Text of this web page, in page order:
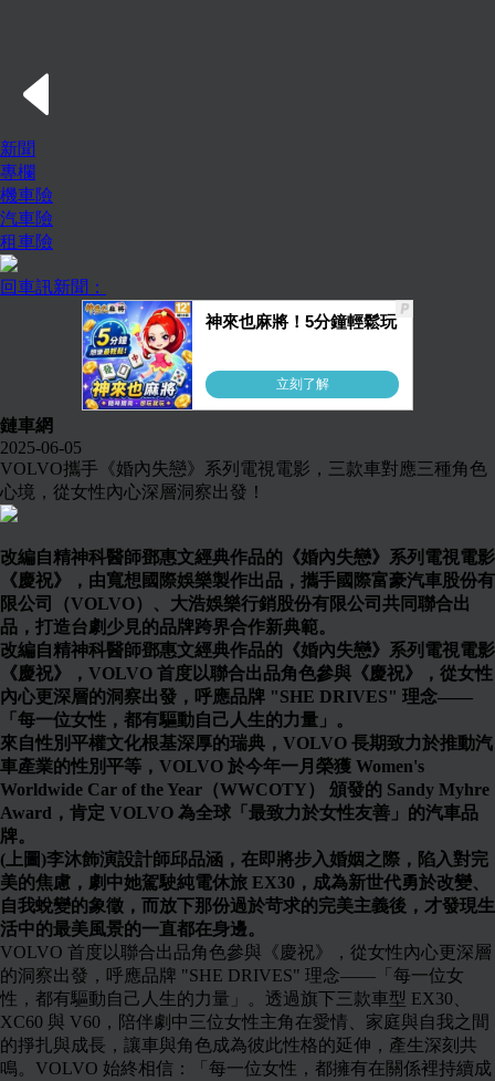
新聞
專欄
機車險
汽車險
租車險
回車訊新聞：
鏈車網
2025-06-05
VOLVO攜手《婚內失戀》系列電視電影，三款車對應三種角色
心境，從女性內心深層洞察出發！
改編自精神科醫師鄧惠文經典作品的《婚內失戀》系列電視電影
《慶祝》，由寬想國際娛樂製作出品，攜手國際富豪汽車股份有
限公司（VOLVO）、大浩娛樂行銷股份有限公司共同聯合出
品，打造台劇少見的品牌跨界合作新典範。
改編自精神科醫師鄧惠文經典作品的《婚內失戀》系列電視電影
《慶祝》，VOLVO 首度以聯合出品角色參與《慶祝》，從女性
內心更深層的洞察出發，呼應品牌 "SHE DRIVES" 理念——
「每一位女性，都有驅動自己人生的力量」。
來自性別平權文化根基深厚的瑞典，VOLVO 長期致力於推動汽
車產業的性別平等，VOLVO 於今年一月榮獲 Women's
Worldwide Car of the Year（WWCOTY） 頒發的 Sandy Myhre
Award，肯定 VOLVO 為全球「最致力於女性友善」的汽車品
牌。
(上圖)李沐飾演設計師邱品涵，在即將步入婚姻之際，陷入對完
美的焦慮，劇中她駕駛純電休旅 EX30，成為新世代勇於改變、
自我蛻變的象徵，而放下那份過於苛求的完美主義後，才發現生
活中的最美風景的一直都在身邊。
VOLVO 首度以聯合出品角色參與《慶祝》，從女性內心更深層
的洞察出發，呼應品牌 "SHE DRIVES" 理念——「每一位女
性，都有驅動自己人生的力量」。透過旗下三款車型 EX30、
XC60 與 V60，陪伴劇中三位女性主角在愛情、家庭與自我之間
的掙扎與成長，讓車與角色成為彼此性格的延伸，產生深刻共
鳴。VOLVO 始終相信：「每一位女性，都擁有在關係裡持續成